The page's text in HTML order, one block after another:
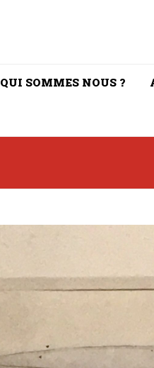
QUI SOMMES NOUS ?